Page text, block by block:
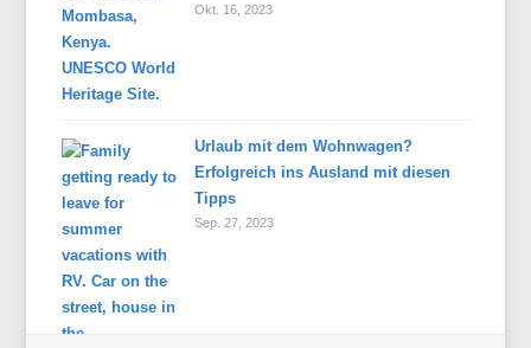
Okt. 16, 2023
Urlaub mit dem Wohnwagen?
Erfolgreich ins Ausland mit diesen
Tipps
Sep. 27, 2023